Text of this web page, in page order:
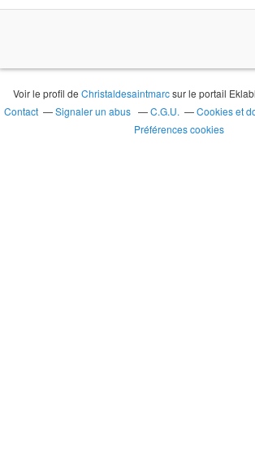
Voir le profil deChristaldesaintmarcsur le portail
Contact
Signaler un abus C.G.U.
Cookies et
Préférences cookies